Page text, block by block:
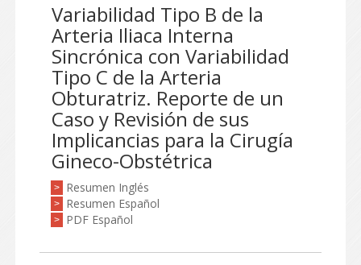
Variabilidad Tipo B de la
Arteria Iliaca Interna
Sincrónica con Variabilidad
Tipo C de la Arteria
Obturatriz. Reporte de un
Caso y Revisión de sus
Implicancias para la Cirugía
Gineco-Obstétrica
> Resumen Inglés
> Resumen Español
> PDF Español